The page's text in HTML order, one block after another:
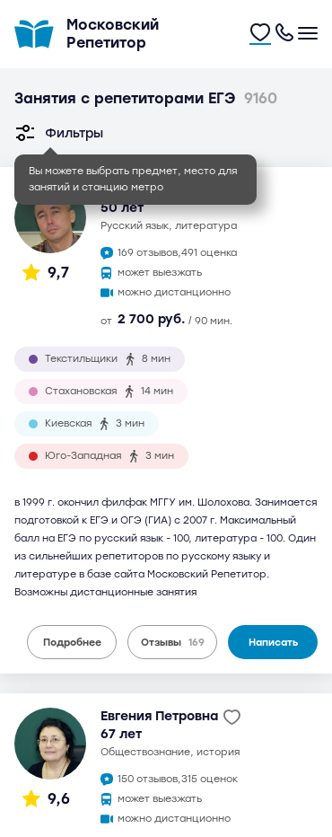
Московский
Репетитор
Занятия с репетиторами ЕГЭ 9160
Вы можете выбрать предмет, место для
занятий и станцию метро
Фильтры
9,7
Иван Игоревич
50 лет
русский язык, литература
169 отзывов,491 оценка
может выезжать
можно дистанционно
от 2 700 руб. / 90 мин.
Текстильщики 8 мин
Стахановская 14 мин
Киевская 3 мин
Юго-Западная 3 мин
в 1999 г. окончил филфак МГГУ им. Шолохова. Занимается
подготовкой к ЕГЭ и ОГЭ (ГИА) с 2007 г. Максимальный
балл на ЕГЭ по русский язык - 100, литература - 100. Один
из сильнейших репетиторов по русскому языку и
литературе в базе сайта Московский Репетитор.
Возможны дистанционные занятия
Подробнее Отзывы 169 Написать
9,6
Евгения Петровна
67 лет
обществознание, история
150 отзывов,315 оценок
может выезжать
можно дистанционно